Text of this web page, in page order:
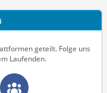
geteilt. Folge uns
Laufenden.